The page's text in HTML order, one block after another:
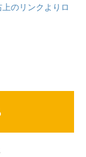
のリンクよりロ